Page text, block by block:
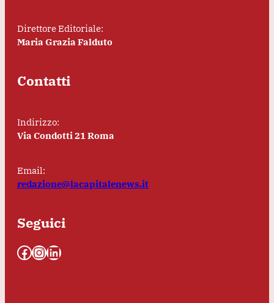
Direttore Editoriale:
Maria Grazia Falduto
Contatti
Indirizzo:
Via Condotti 21 Roma
Email:
redazione@lacapitalenews.it
Seguici
Facebook InstagramLinkedIn